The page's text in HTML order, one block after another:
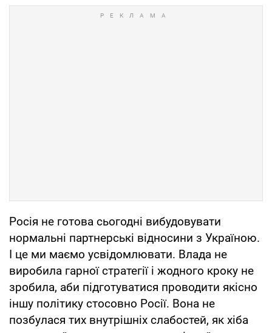
Росія не готова сьогодні вибудовувати
нормальні партнерські відносини з Україною.
І це ми маємо усвідомлювати. Влада не
виробила гарної стратегії і жодного кроку не
зробила, аби підготуватися проводити якісно
іншу політику стосовно Росії. Вона не
позбулася тих внутрішніх слабостей, як хіба